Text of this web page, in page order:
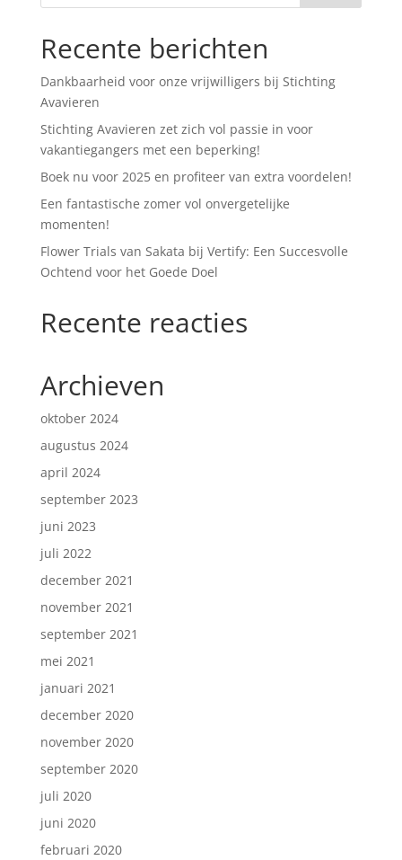
Recente berichten
Dankbaarheid voor onze vrijwilligers bij Stichting
Avavieren
Stichting Avavieren zet zich vol passie in voor
vakantiegangers met een beperking!
Boek nu voor 2025 en profiteer van extra voordelen!
Een fantastische zomer vol onvergetelijke
momenten!
Flower Trials van Sakata bij Vertify: Een Succesvolle
Ochtend voor het Goede Doel
Recente reacties
Archieven
oktober 2024
augustus 2024
april 2024
september 2023
juni 2023
juli 2022
december 2021
november 2021
september 2021
mei 2021
januari 2021
december 2020
november 2020
september 2020
juli 2020
juni 2020
februari 2020